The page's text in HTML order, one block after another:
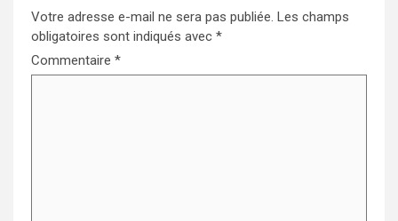
Votre adresse e-mail ne sera pas publiée. Les champs
obligatoires sont indiqués avec *
Commentaire *